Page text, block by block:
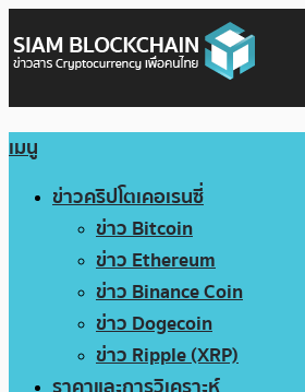
เมนู
ข่าวคริปโตเคอเรนซี่
ข่าว Bitcoin
ข่าว Ethereum
ข่าว Binance Coin
ข่าว Dogecoin
ข่าว Ripple (XRP)